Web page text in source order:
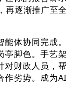
再逐渐推广至全
体协同完成。
亭脚色。手艺架
对财政人员，帮
作劣势。成为AI